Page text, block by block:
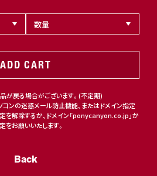
ADD CART
が戻る場合がございます。(不定期)
ンの迷惑メール防止機能、またはドメイン指定
を解除するか、ドメイン「ponycanyon.co.jp」か
をお願いいたします。
Back